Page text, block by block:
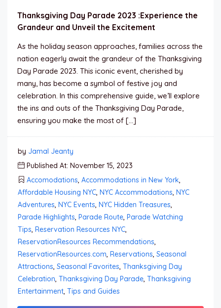
Thanksgiving Day Parade 2023 :Experience the
Grandeur and Unveil the Excitement
As the holiday season approaches, families across the
nation eagerly await the grandeur of the Thanksgiving
Day Parade 2023. This iconic event, cherished by
many, has become a symbol of festive joy and
celebration. In this comprehensive guide, we’ll explore
the ins and outs of the Thanksgiving Day Parade,
ensuring you make the most of […]
by Jamal Jeanty
Published At: November 15, 2023
Accomodations, Accommodations in New York,
Affordable Housing NYC, NYC Accommodations, NYC
Adventures, NYC Events, NYC Hidden Treasures,
Parade Highlights, Parade Route, Parade Watching
Tips, Reservation Resources NYC,
ReservationResources Recommendations,
ReservationResources.com, Reservations, Seasonal
Attractions, Seasonal Favorites, Thanksgiving Day
Celebration, Thanksgiving Day Parade, Thanksgiving
Entertainment, Tips and Guides